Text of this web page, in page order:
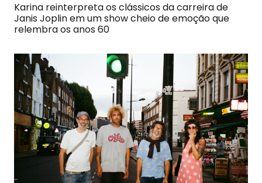
Karina reinterpreta os clássicos da carreira de
Janis Joplin em um show cheio de emoção que
relembra os anos 60